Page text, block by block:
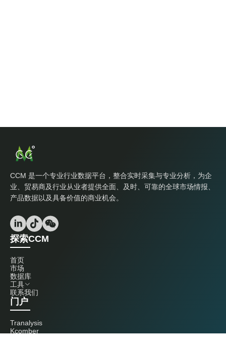
CCM 是一个专业行业数据平台，整合实时采集与专业分析，为企
业、贸易商及行业从业者提供全面、及时、可靠的全球市场情报、
产品数据以及具备价值的商业机会。
探索CCM
首页
市场
数据库
工具
联系我们
门户
Tranalysis
Kcomber